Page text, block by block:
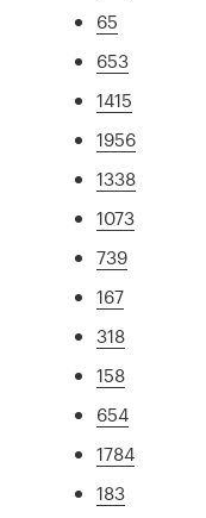
65
653
1415
1956
1338
1073
739
167
318
158
654
1784
183